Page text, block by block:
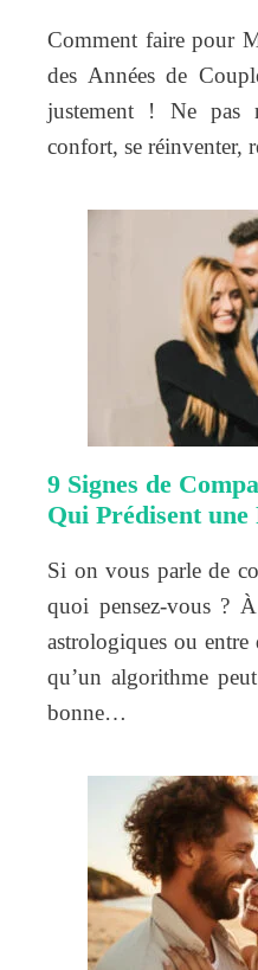
Comment faire pour
des Années de
justement ! Ne pas
confort, se réinventer,
9 Signes de
Qui Prédisent
Si on vous parle de
quoi pensez-vous ?
astrologiques ou
qu’un algorithme
bonne…